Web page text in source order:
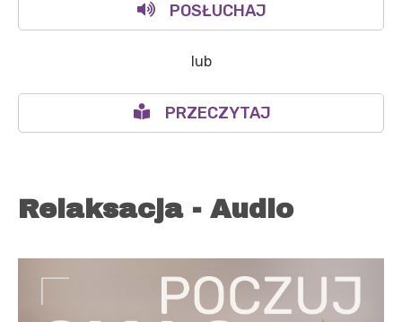
POSŁUCHAJ
lub
PRZECZYTAJ
Relaksacja - Audio